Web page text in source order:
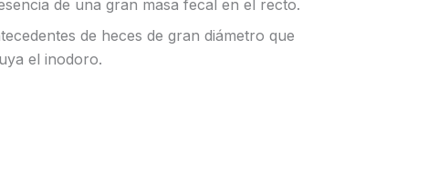
de una gran masa fecal en el recto.
de heces de gran diámetro que
el inodoro.